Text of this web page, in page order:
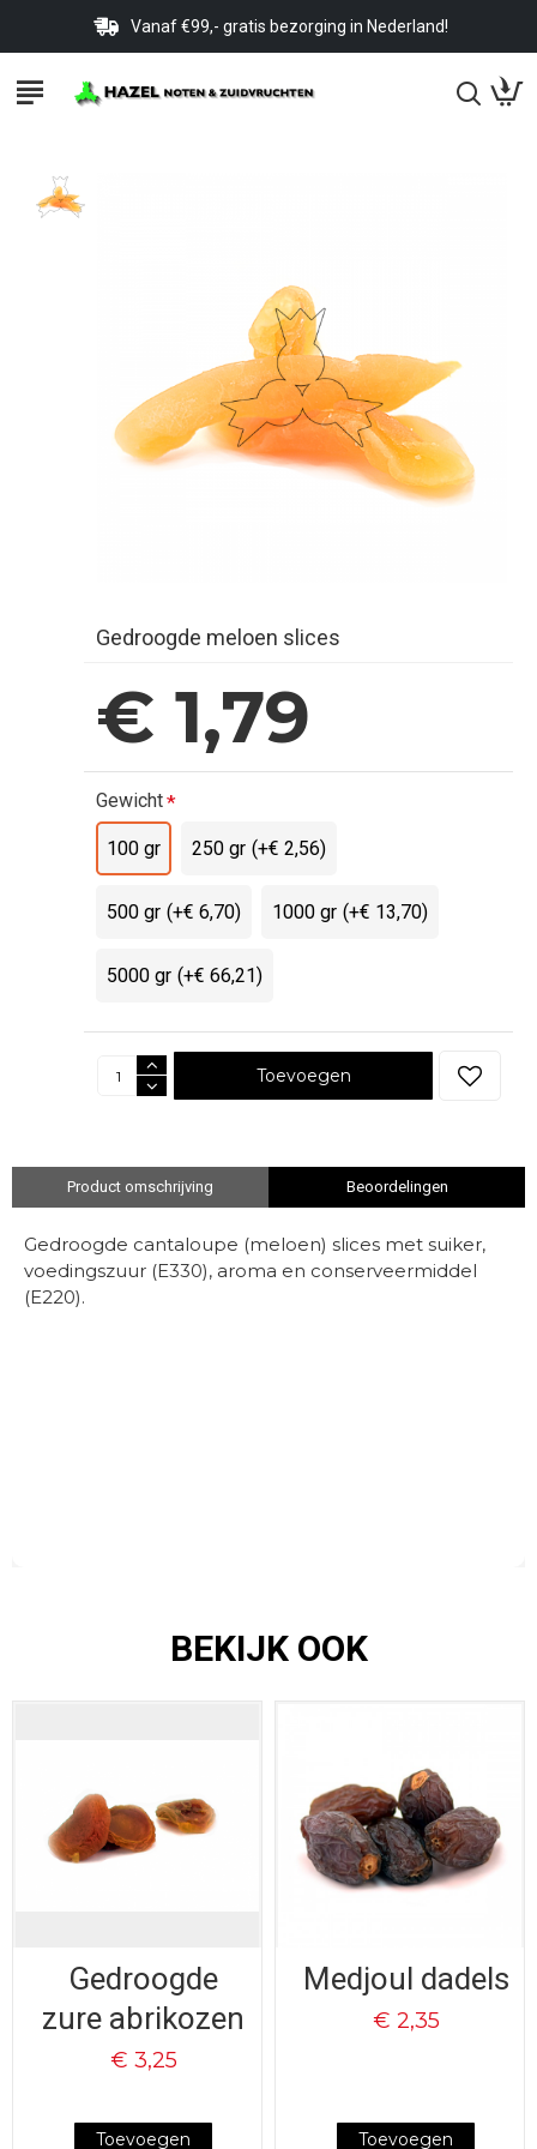
Vanaf €99,- gratis bezorging in Nederland!
Gedroogde meloen slices
€ 1,79
Gewicht
100 gr 250 gr (+€ 2,56)
500 gr (+€ 6,70) 1000 gr (+€ 13,70)
5000 gr (+€ 66,21)
Toevoegen
Product omschrijving Beoordelingen
Gedroogde cantaloupe (meloen) slices met suiker,
voedingszuur (E330), aroma en conserveermiddel
(E220).
BEKIJK OOK
Gedroogde
zure abrikozen
€ 3,25
Toevoegen
Medjoul dadels
€ 2,35
Toevoegen